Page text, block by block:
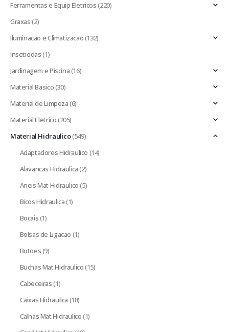
Ferramentas e Equip Eletricos(220)
Graxas(2)
Iluminacao e Climatizacao(132)
Inseticidas(1)
Jardinagem e Piscina(16)
Material Basico(30)
Material de Limpeza(6)
Material Eletrico(205)
Material Hidraulico(549)
Adaptadores Hidraulico (14)
Alavancas Hidraulica(2)
Aneis Mat Hidraulico(5)
Bicos Hidraulica(1)
Bocais(1)
Bolsas de Ligacao (1)
Botoes(9)
Buchas Mat Hidraulico(15)
Cabeceiras(1)
Caixas Hidraulica (18)
Calhas Mat Hidraulico(1)